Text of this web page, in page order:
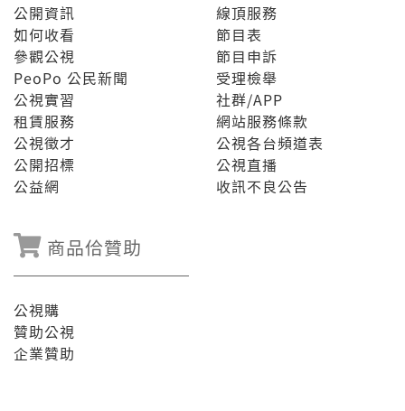
公開資訊
如何收看
參觀公視
PeoPo 公民新聞
公視實習
租賃服務
公視徵才
公開招標
公益網
線頂服務
節目表
節目申訴
受理檢舉
社群/APP
網站服務條款
公視各台頻道表
公視直播
收訊不良公告
商品佮贊助
公視購
贊助公視
企業贊助